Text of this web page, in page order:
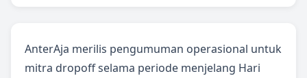
AnterAja merilis pengumuman operasional untuk
mitra dropoff selama periode menjelang Hari